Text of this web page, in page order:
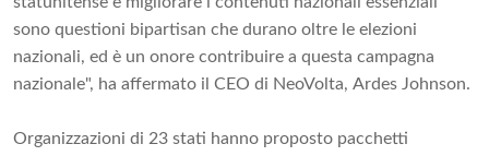
sono questioni bipartisan che durano oltre le elezioni
nazionali, ed è un onore contribuire a questa campagna
nazionale", ha affermato il CEO di NeoVolta, Ardes Johnson.
Organizzazioni di 23 stati hanno proposto pacchetti